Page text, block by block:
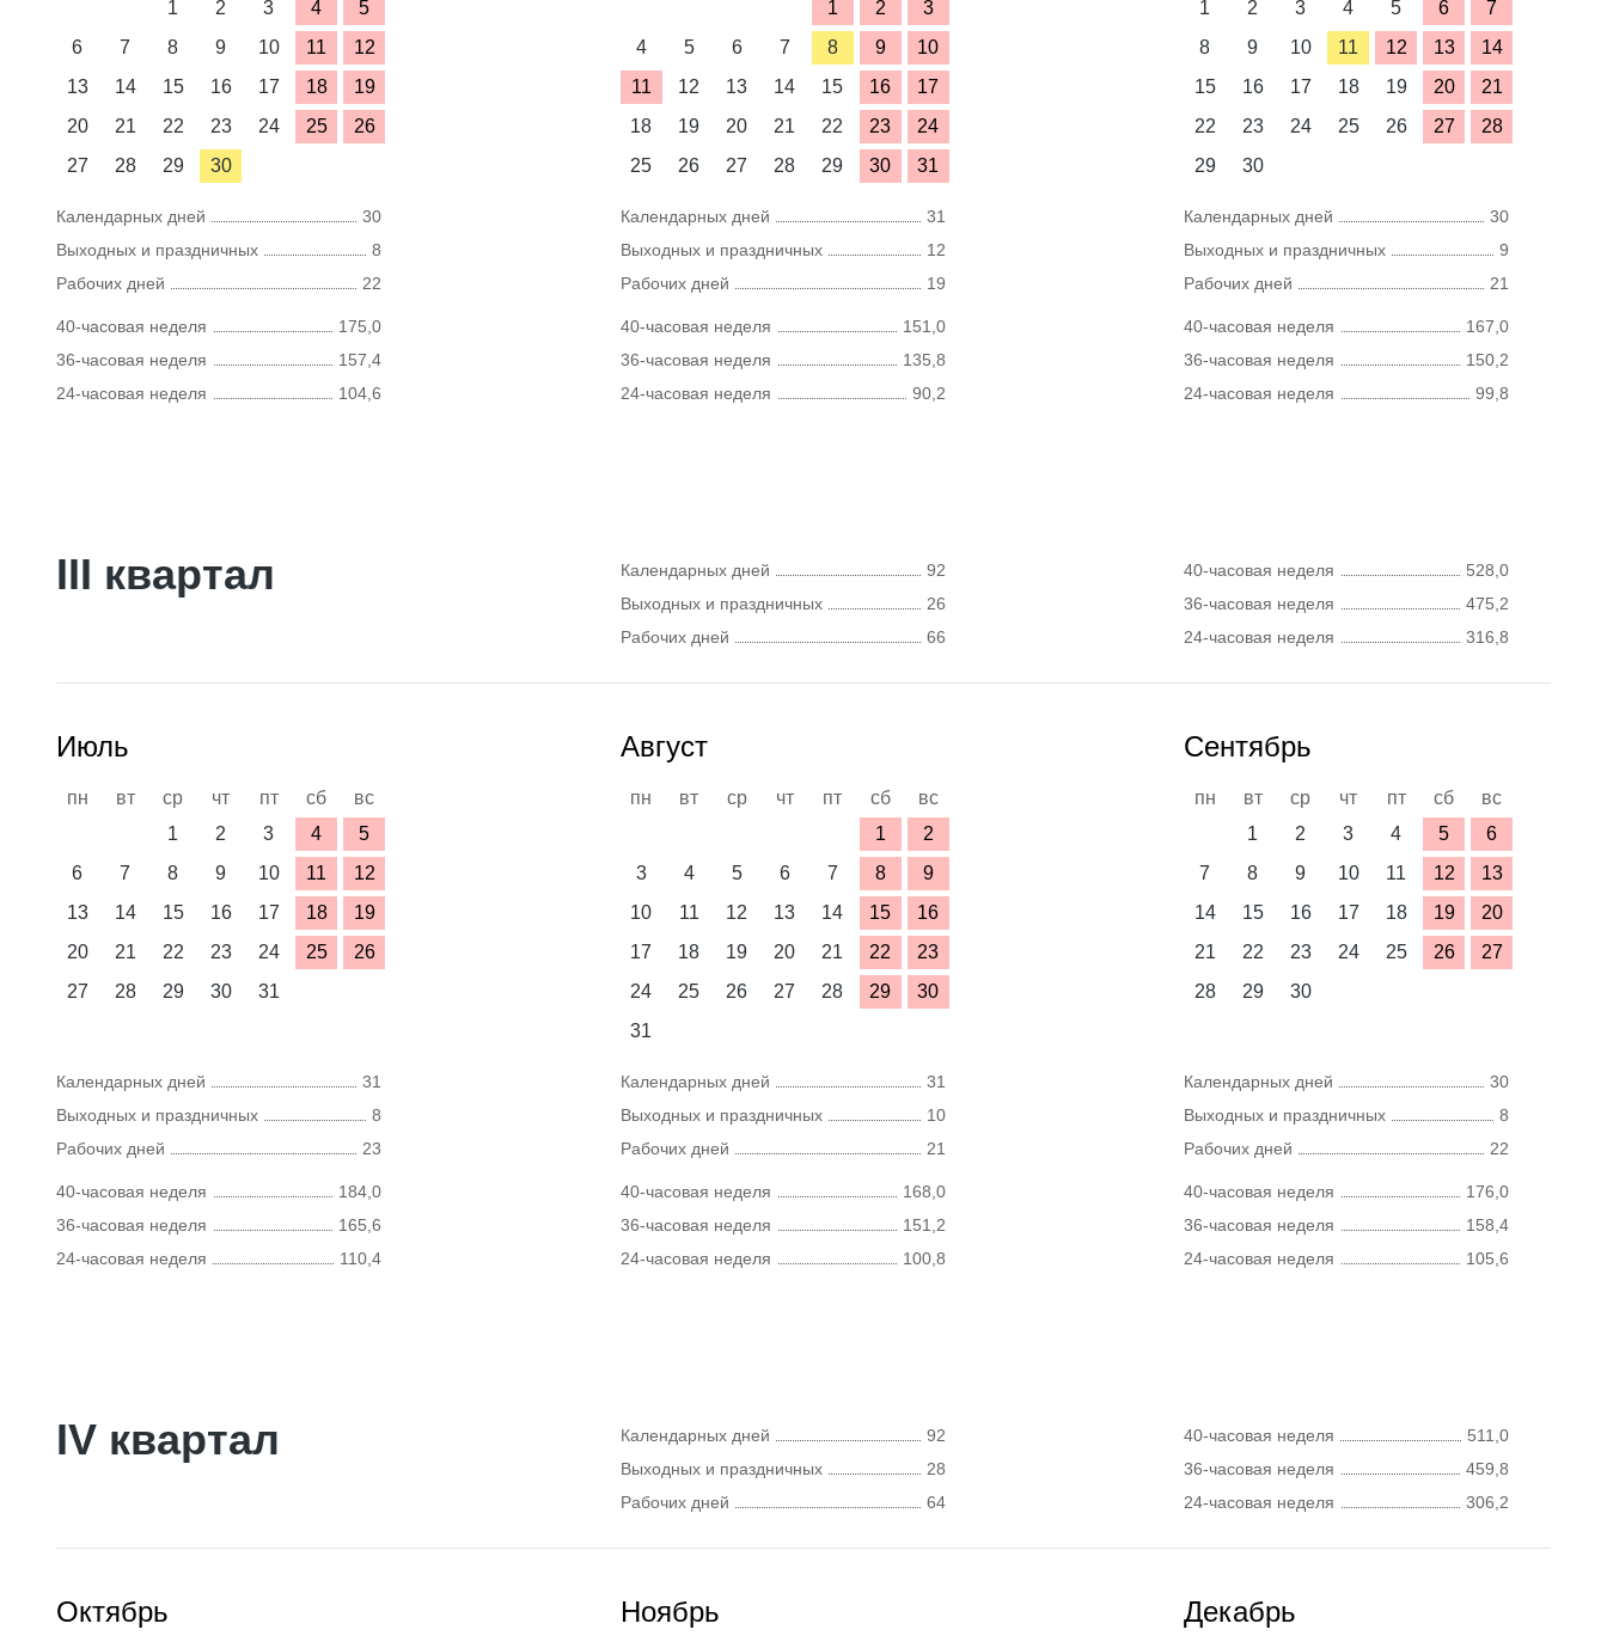
1
2 3 4
5
6
7 8 9 10 11
12
13
14 15 16 17 18
19
20
21 22 23 24 25
26
27
28 29 30
Календарных дней
30
Выходных и праздничных
8
Рабочих дней
22
40-часовая неделя
175,0
36-часовая неделя
157,4
24-часовая неделя
104,6
1
2
3
4
5 6 7 8 9
10
11
12 13 14 15 16
17
18
19 20 21 22 23
24
25
26 27 28 29 30 31
Календарных дней
31
Выходных и праздничных
12
Рабочих дней
19
40-часовая неделя
151,0
36-часовая неделя
135,8
24-часовая неделя
90,2
1
2 3 4 5 6
7
8
9 10 11 12 13
14
15
16 17 18 19 20
21
22
23 24 25 26 27
28
29
30
Календарных дней
30
Выходных и праздничных
9
Рабочих дней
21
40-часовая неделя
167,0
36-часовая неделя
150,2
24-часовая неделя
99,8
III квартал Календарных дней
92
Выходных и праздничных
26
Рабочих дней
66
40-часовая неделя
528,0
36-часовая неделя
475,2
24-часовая неделя
316,8
Июль
пн вт ср чт пт сб
вс
1
2 3 4
5
6
7 8 9 10 11
12
13
14 15 16 17 18
19
20
21 22 23 24 25
26
27
28 29 30 31
Календарных дней
31
Выходных и праздничных
8
Рабочих дней
23
40-часовая неделя
184,0
36-часовая неделя
165,6
24-часовая неделя
110,4
Август
пн вт ср чт пт сб
вс
1
2
3
4 5 6 7 8
9
10
11 12 13 14 15
16
17
18 19 20 21 22
23
24
25 26 27 28 29
30
31
Календарных дней
31
Выходных и праздничных
10
Рабочих дней
21
40-часовая неделя
168,0
36-часовая неделя
151,2
24-часовая неделя
100,8
Сентябрь
пн вт ср чт пт сб
вс
1
2 3 4 5
6
7
8 9 10 11 12
13
14
15 16 17 18 19
20
21
22 23 24 25 26
27
28
29 30
Календарных дней
30
Выходных и праздничных
8
Рабочих дней
22
40-часовая неделя
176,0
36-часовая неделя
158,4
24-часовая неделя
105,6
IV квартал Календарных дней
92
Выходных и праздничных
28
Рабочих дней
64
40-часовая неделя
511,0
36-часовая неделя
459,8
24-часовая неделя
306,2
Октябрь Ноябрь Декабрь